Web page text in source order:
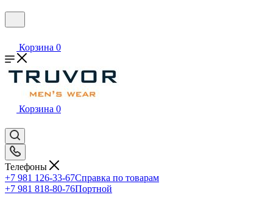
Корзина 0
Корзина 0
Телефоны
+7 981 126-33-67Справка по товарам
+7 981 818-80-76Портной